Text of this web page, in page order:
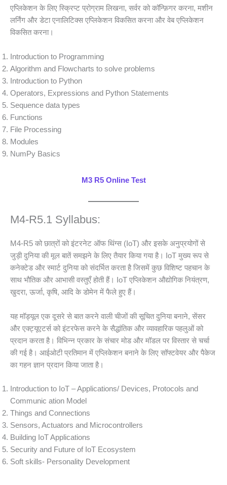
एप्लिकेशन के लिए स्क्रिप्ट प्रोग्राम लिखना, सर्वर को कॉन्फ़िगर करना, मशीन
लर्निंग और डेटा एनालिटिक्स एप्लिकेशन विकसित करना और वेब एप्लिकेशन
विकसित करना।
Introduction to Programming
Algorithm and Flowcharts to solve problems
Introduction to Python
Operators, Expressions and Python Statements
Sequence data types
Functions
File Processing
Modules
NumPy Basics
M3 R5 Online Test
M4-R5.1 Syllabus:
M4-R5 को छात्रों को इंटरनेट ऑफ थिंग्स (IoT) और इसके अनुप्रयोगों से
जुड़ी दुनिया की मूल बातें समझने के लिए तैयार किया गया है। IoT मुख्य रूप से
कनेक्टेड और स्मार्ट दुनिया को संदर्भित करता है जिसमें कुछ विशिष्ट पहचान के
साथ भौतिक और आभासी वस्तुएँ होती हैं। IoT एप्लिकेशन औद्योगिक नियंत्रण,
खुदरा, ऊर्जा, कृषि, आदि के डोमेन में फैले हुए हैं।
यह मॉड्यूल एक दूसरे से बात करने वाली चीजों की सूचित दुनिया बनाने, सेंसर
और एक्ट्यूएटर्स को इंटरफेस करने के सैद्धांतिक और व्यावहारिक पहलुओं को
प्रदान करता है। विभिन्न प्रकार के संचार मोड और मॉडल पर विस्तार से चर्चा
की गई है। आईओटी प्रतिमान में एप्लिकेशन बनाने के लिए सॉफ्टवेयर और पैकेज
का गहन ज्ञान प्रदान किया जाता है।
Introduction to IoT – Applications/ Devices, Protocols and
Communic ation Model
Things and Connections
Sensors, Actuators and Microcontrollers
Building IoT Applications
Security and Future of IoT Ecosystem
Soft skills- Personality Development